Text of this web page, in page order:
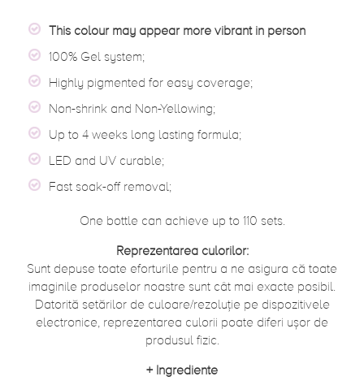
This colour may appear more vibrant in person
100% Gel system;
Highly pigmented for easy coverage;
Non-shrink and Non-Yellowing;
Up to 4 weeks long lasting formula;
LED and UV curable;
Fast soak-off removal;
One bottle can achieve up to 110 sets.
Reprezentarea culorilor:
Sunt depuse toate eforturile pentru a ne asigura că toate
imaginile produselor noastre sunt cât mai exacte posibil.
Datorită setărilor de culoare/rezoluție pe dispozitivele
electronice, reprezentarea culorii poate diferi ușor de
produsul fizic.
+ Ingrediente